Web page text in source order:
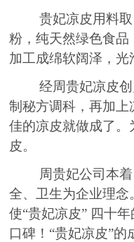
贵妃凉皮用料
粉，纯天然绿色食
加工成绵软阔泽，光
经周贵妃凉皮
制秘方调科，再加上
佳的凉皮就做成了。
皮。
周贵妃公司本
全、卫生为企业理念
使“贵妃凉皮” 四十年
口碑 ！ “贵妃凉皮”的